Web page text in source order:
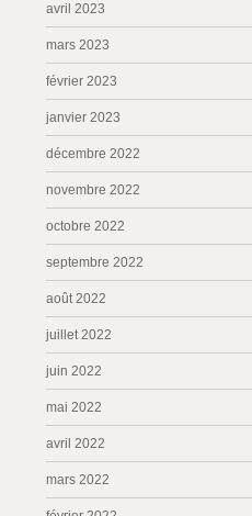
avril 2023
mars 2023
février 2023
janvier 2023
décembre 2022
novembre 2022
octobre 2022
septembre 2022
août 2022
juillet 2022
juin 2022
mai 2022
avril 2022
mars 2022